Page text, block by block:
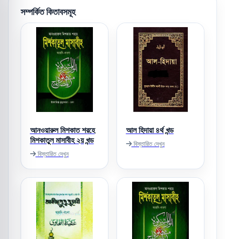
সম্পর্কিত কিতাবসমূহ
আনওয়ারুল মিশকাত শরহে
মিশকাতুল মাসাবীহ ২য় খন্ড
বিস্তারিত দেখুন
আল হিদায়া ৪র্থ খন্ড
বিস্তারিত দেখুন